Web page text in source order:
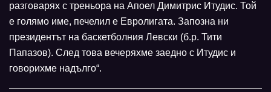
разговарях с треньора на Апоел Димитрис Итудис. Той
е голямо име, печелил е Евролигата. Запозна ни
президентът на баскетболния Левски (б.р. Тити
Папазов). След това вечеряхме заедно с Итудис и
говорихме надълго“.